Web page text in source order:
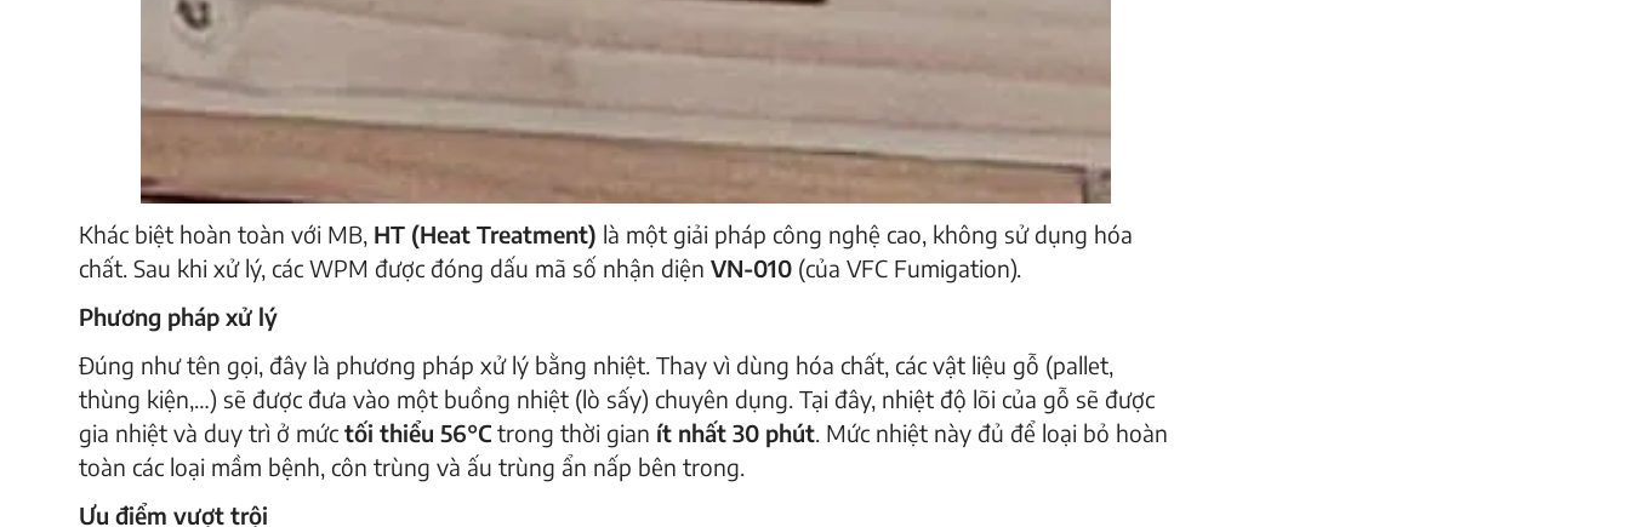
Khác biệt hoàn toàn với MB, HT (Heat Treatment) là một giải pháp công nghệ cao, không sử dụng hóa
chất. Sau khi xử lý, các WPM được đóng dấu mã số nhận diện VN-010(của VFC Fumigation).
Phương pháp xử lý
Đúng như tên gọi, đây là phương pháp xử lý bằng nhiệt. Thay vì dùng hóa chất, các vật liệu gỗ (pallet,
thùng kiện,…) sẽ được đưa vào một buồng nhiệt (lò sấy) chuyên dụng. Tại đây, nhiệt độ lõi của gỗ sẽ được
gia nhiệt và duy trì ở mức tối thiểu 56°Ctrong thời gian ít nhất 30 phút. Mức nhiệt này đủ để loại bỏ hoàn
toàn các loại mầm bệnh, côn trùng và ấu trùng ẩn nấp bên trong.
Ưu điểm vượt trội